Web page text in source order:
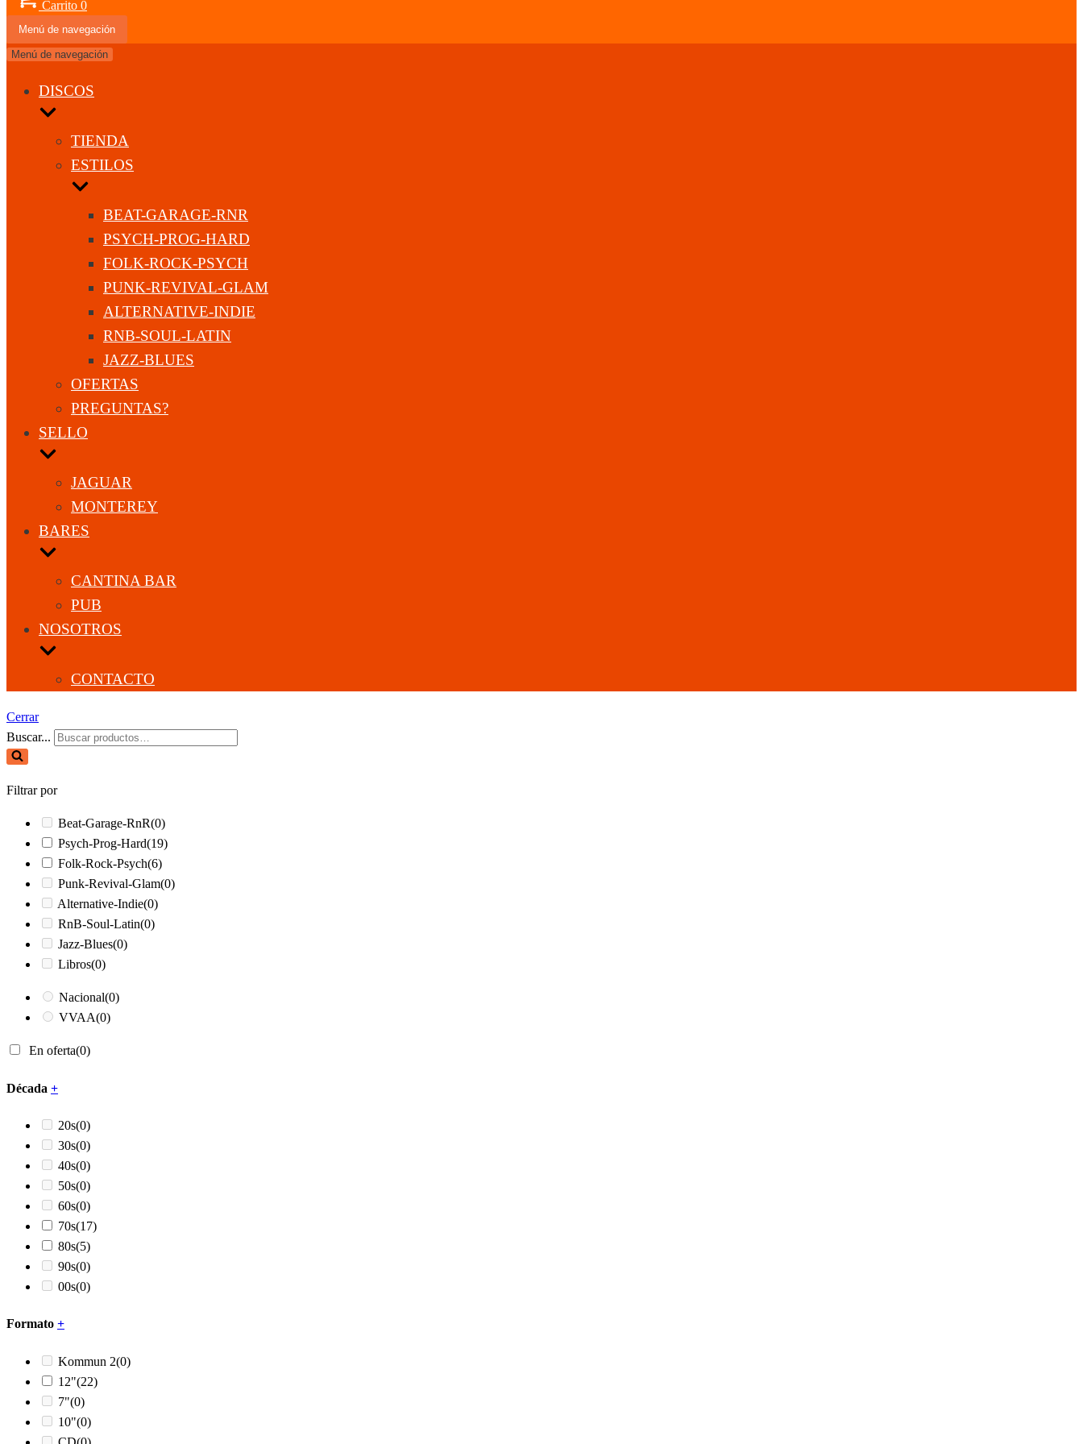
Carrito 0
Menú de navegación
Menú de navegación
DISCOS
TIENDA
ESTILOS
BEAT-GARAGE-RNR
PSYCH-PROG-HARD
FOLK-ROCK-PSYCH
PUNK-REVIVAL-GLAM
ALTERNATIVE-INDIE
RNB-SOUL-LATIN
JAZZ-BLUES
OFERTAS
PREGUNTAS?
SELLO
JAGUAR
MONTEREY
BARES
CANTINA BAR
PUB
NOSOTROS
CONTACTO
Cerrar
Buscar...
Filtrar por
Beat-Garage-RnR(0)
Psych-Prog-Hard(19)
Folk-Rock-Psych(6)
Punk-Revival-Glam(0)
Alternative-Indie(0)
RnB-Soul-Latin(0)
Jazz-Blues(0)
Libros(0)
Nacional(0)
VVAA(0)
En oferta(0)
Década +
20s(0)
30s(0)
40s(0)
50s(0)
60s(0)
70s(17)
80s(5)
90s(0)
00s(0)
Formato +
Kommun 2(0)
12"(22)
7"(0)
10"(0)